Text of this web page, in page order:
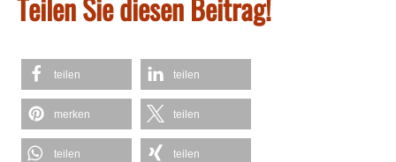
teilen teilen
merken teilen
teilen teilen